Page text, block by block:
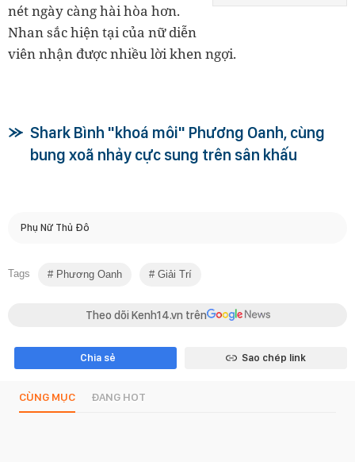
nét ngày càng hài hòa hơn.
Nhan sắc hiện tại của nữ diễn
viên nhận được nhiều lời khen ngợi.
Shark Bình "khoá môi" Phương Oanh, cùng
bung xoã nhảy cực sung trên sân khấu
Phụ Nữ Thủ Đô
Tags Phương Oanh Giải Trí
Theo dõi Kenh14.vn trên
Chia sẻ Sao chép link
CÙNG MỤC ĐANG HOT